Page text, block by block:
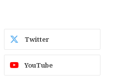
Twitter
YouTube